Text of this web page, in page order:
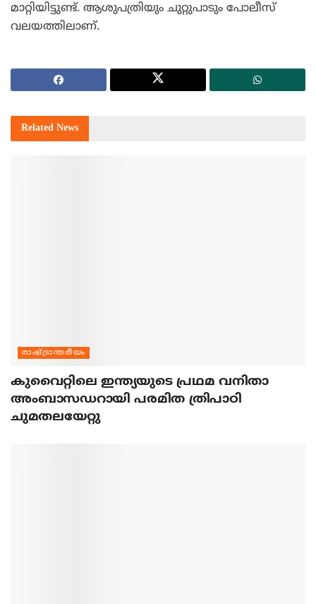
മാറ്റിയിട്ടുണ്ട്. ആശുപത്രിയും ചുറ്റുപാടും പോലീസ്
വലയത്തിലാണ്.
Related News
രാഷ്ട്രാന്തരീയം
കുവൈറ്റിലെ ഇന്ത്യയുടെ പ്രഥമ വനിതാ
അംബാസഡറായി പരമിത ത്രിപാഠി
ചുമതലയേറ്റു